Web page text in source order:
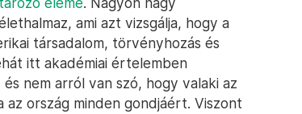
ami azt vizsgálja, hogy a
társadalom, törvényhozás és
itt akadémiai értelemben
nem arról van szó, hogy valaki az
ország minden gondjáért. Viszont